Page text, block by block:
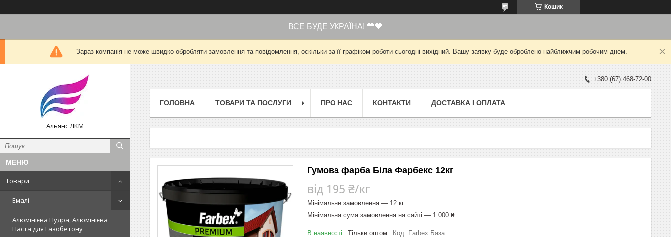
Кошик
ВСЕ БУДЕ УКРАЇНА! 💛💙
Зараз компанія не може швидко обробляти замовлення та повідомлення, оскільки за її графіком роботи сьогодні вихідний. Вашу заявку буде оброблено найближчим робочим днем.
Альянс ЛКМ
Товари
Емалі
Алюмінієва Пудра, Алюмінієва
Паста для Газобетону
+380 (67) 468-72-00
ГОЛОВНА ТОВАРИ ТА ПОСЛУГИ ПРО НАС КОНТАКТИ ДОСТАВКА І ОПЛАТА
Гумова фарба Біла Фарбекс 12кг
від 195 ₴/кг
Мінімальне замовлення — 12 кг
Мінімальна сума замовлення на сайті — 1 000 ₴
В наявності Тільки оптом Код: Farbex База